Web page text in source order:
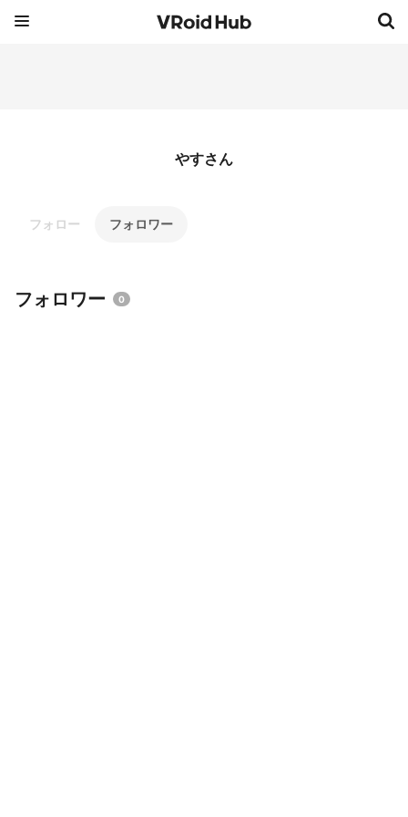
やすさん
フォロー フォロワー
フォロワー 0